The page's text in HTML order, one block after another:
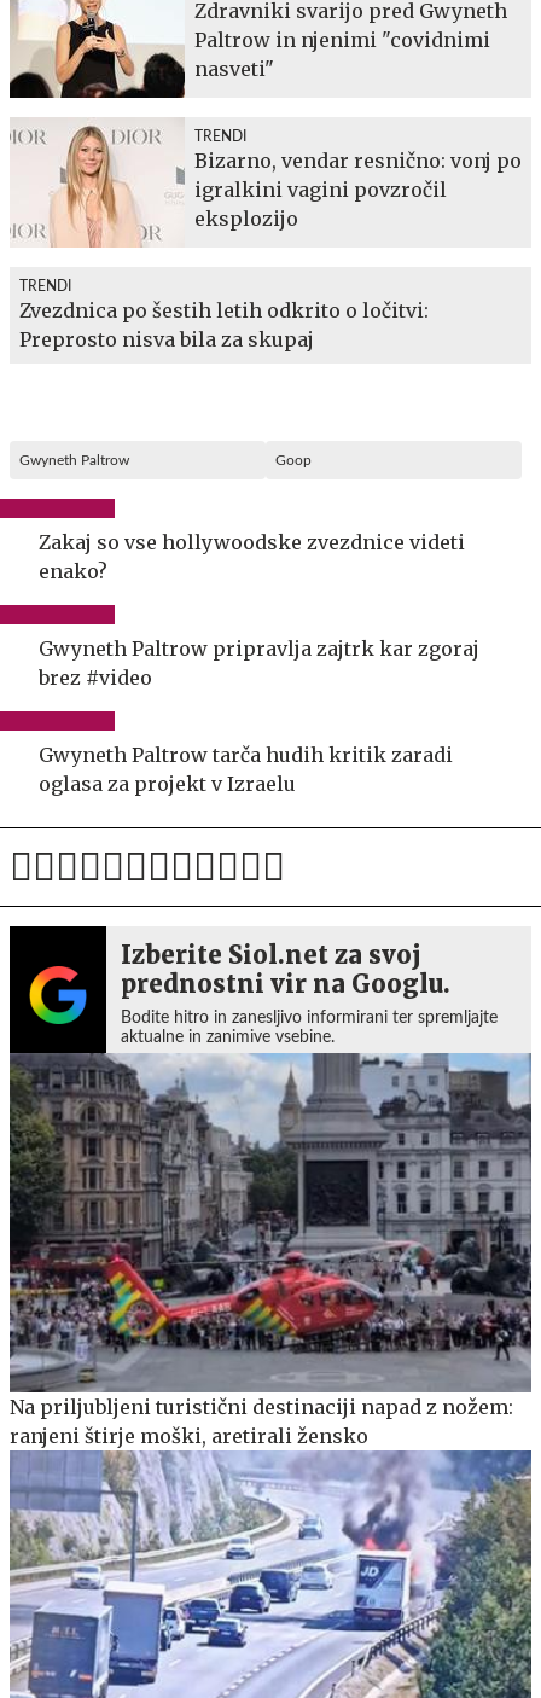
Zdravniki svarijo pred Gwyneth
Paltrow in njenimi "covidnimi
nasveti"
TRENDI
Bizarno, vendar resnično: vonj po
igralkini vagini povzročil
eksplozijo
TRENDI
Zvezdnica po šestih letih odkrito o ločitvi:
Preprosto nisva bila za skupaj
Gwyneth Paltrow Goop
Zakaj so vse hollywoodske zvezdnice videti
enako?
Gwyneth Paltrow pripravlja zajtrk kar zgoraj
brez #video
Gwyneth Paltrow tarča hudih kritik zaradi
oglasa za projekt v Izraelu
Izberite Siol.net za svoj
prednostni vir na Googlu.
Bodite hitro in zanesljivo informirani ter spremljajte
aktualne in zanimive vsebine.
Na priljubljeni turistični destinaciji napad z nožem:
ranjeni štirje moški, aretirali žensko